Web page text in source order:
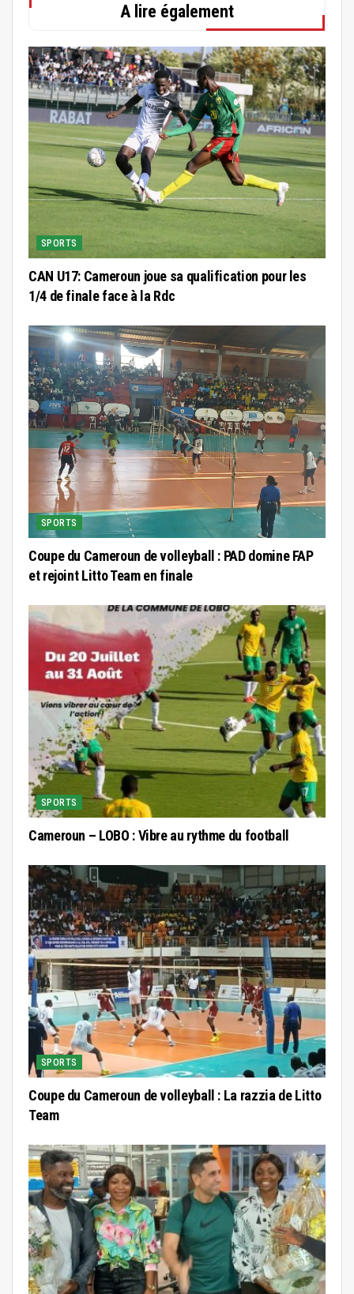
A lire également
SPORTS
CAN U17: Cameroun joue sa qualification pour les
1/4 de finale face à la Rdc
SPORTS
Coupe du Cameroun de volleyball : PAD domine FAP
et rejoint Litto Team en finale
SPORTS
Cameroun – LOBO : Vibre au rythme du football
SPORTS
Coupe du Cameroun de volleyball : La razzia de Litto
Team